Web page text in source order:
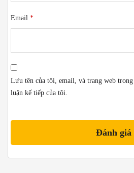
Email *
Lưu tên của tôi, email, và trang web
luận kế tiếp của tôi.